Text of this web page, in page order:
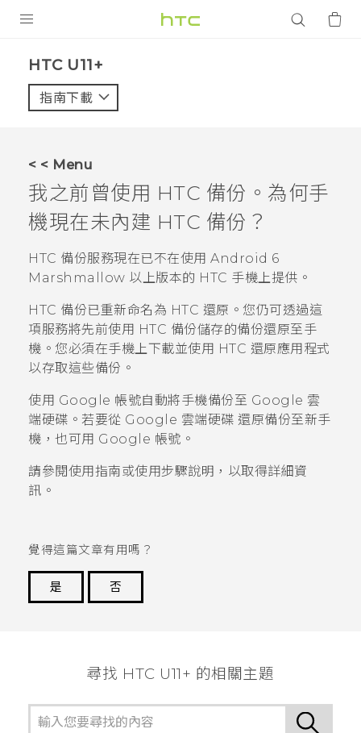
VIVE
VIVERSE
應用程式
登入
HTC U11+‎
指南下載
< < Menu
我之前曾使用 HTC 備份 。為何手
機現在未內建 HTC 備份 ？
HTC 備份服務現在已不在使用 Android 6
Marshmallow 以上版本的 HTC 手機上提供。
HTC 備份已重新命名為 HTC 還原 。您仍可透過這
項服務將先前使用 HTC 備份儲存的備份還原至手
機。您必須在手機上下載並使用 HTC 還原應用程式
以存取這些備份。
使用 Google 帳號自動將手機備份至 Google 雲
端硬碟 。若要從 Google 雲端硬碟 還原備份至新手
機，也可用 Google 帳號。
請參閱使用指南或使用步驟說明，以取得詳細資
訊。
覺得這篇文章有用嗎？
是
否
尋找 HTC U11+ 的相關主題